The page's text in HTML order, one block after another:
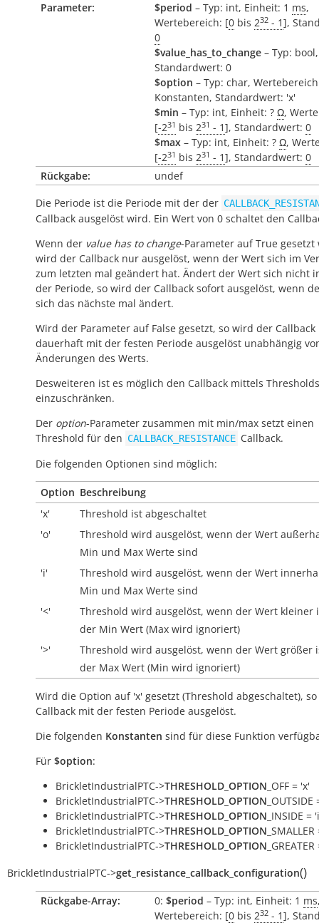
Parameter: $period – Typ: int, Einheit: 1 ms,
Wertebereich: [0 bis 232 - 1],
0
$value_has_to_change – Typ: bool,
Standardwert: 0
$option – Typ: char,
Konstanten, Standardwert: 'x'
$min – Typ: int, Einheit: ? Ω,
[-231 bis 231 - 1], Standardwert: 0
$max – Typ: int, Einheit: ? Ω,
[-231 bis 231 - 1], Standardwert: 0
Rückgabe:
undef
Die Periode ist die Periode mit der der
Callback ausgelöst wird. Ein Wert von 0 schaltet den
Wenn der value has to change-Parameter auf True gesetzt
wird der Callback nur ausgelöst, wenn der Wert sich im
zum letzten mal geändert hat. Ändert der Wert sich nicht
der Periode, so wird der Callback sofort ausgelöst, wenn
sich das nächste mal ändert.
Wird der Parameter auf False gesetzt, so wird der Callback
dauerhaft mit der festen Periode ausgelöst unabhängig
Änderungen des Werts.
Desweiteren ist es möglich den Callback mittels Thresholds
einzuschränken.
Der option-Parameter zusammen mit min/max setzt einen
Threshold für den CALLBACK_RESISTANCE Callback.
Die folgenden Optionen sind möglich:
Option Beschreibung
'x'
Threshold ist abgeschaltet
'o'
Threshold wird ausgelöst, wenn der Wert
Min und Max Werte sind
'i'
Threshold wird ausgelöst, wenn der Wert
Min und Max Werte sind
'<'
Threshold wird ausgelöst, wenn der Wert kleiner
der Min Wert (Max wird ignoriert)
'>'
Threshold wird ausgelöst, wenn der Wert größer
der Max Wert (Min wird ignoriert)
Wird die Option auf 'x' gesetzt (Threshold abgeschaltet),
Callback mit der festen Periode ausgelöst.
Die folgenden Konstanten sind für diese Funktion
Für $option:
BrickletIndustrialPTC->THRESHOLD_OPTION _OFF = 'x'
BrickletIndustrialPTC->THRESHOLD_OPTION _OUTSIDE
BrickletIndustrialPTC->THRESHOLD_OPTION _INSIDE =
BrickletIndustrialPTC->THRESHOLD_OPTION
BrickletIndustrialPTC->THRESHOLD_OPTION
BrickletIndustrialPTC->get_resistance_callback_configuration()
Rückgabe-Array: 0: $period – Typ: int, Einheit: 1 ms
Wertebereich: [0 bis 232 - 1],